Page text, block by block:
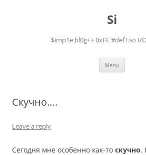
Si
$imp1e bl0g++ 0xFF #def !.so I/
Menu
Скучно….
Leave a reply
Сегодня мне особенно как-то скучно.